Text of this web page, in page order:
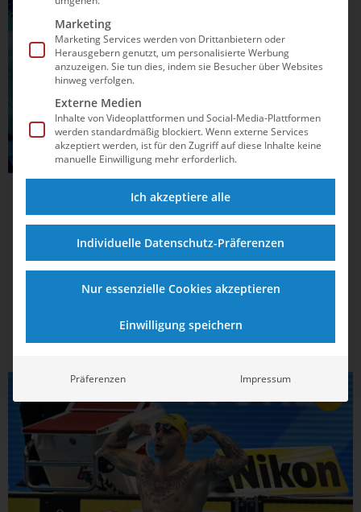
Grenzenlose Auswahl in der
Olympiaqualifikation
Beckenschwimmen zum Spiel ohne Grenzen, denn Tickets
Besten im Deutschen Schwimm-Verband e.V. (DSV) an gleich
SCHWIMMEN
Marketing
Marketing Services werden von Drittanbietern oder
Herausgebern genutzt, um personalisierte Werbung
anzuzeigen. Sie tun dies, indem sie Besucher über Websites
hinweg verfolgen.
Externe Medien
Inhalte von Videoplattformen und Social-Media-Plattformen
werden standardmäßig blockiert. Wenn externe Services
akzeptiert werden, ist für den Zugriff auf diese Inhalte keine
manuelle Einwilligung mehr erforderlich.
Ich akzeptiere alle
Individuelle Datenschutz-Präferenzen
Nur essenzielle Cookies akzeptieren
Einwilligung speichern
Präferenzen Impressum